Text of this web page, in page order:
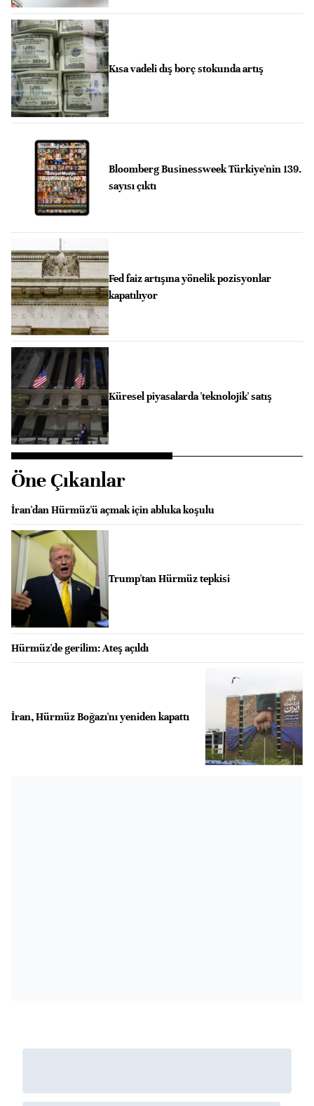
Kısa vadeli dış borç stokunda artış
Bloomberg Businessweek Türkiye'nin 139.
sayısı çıktı
Fed faiz artışına yönelik pozisyonlar
kapatılıyor
Küresel piyasalarda 'teknolojik' satış
Öne Çıkanlar
İran'dan Hürmüz'ü açmak için abluka koşulu
Trump'tan Hürmüz tepkisi
Hürmüz'de gerilim: Ateş açıldı
İran, Hürmüz Boğazı'nı yeniden kapattı